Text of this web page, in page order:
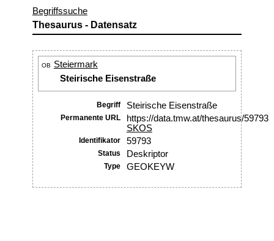
Begriffssuche
Thesaurus - Datensatz
OB
Steiermark
Steirische Eisenstraße
Begriff Steirische Eisenstraße
Permanente URL
https://data.tmw.at/thesaurus/59793
SKOS
Identifikator 59793
Status Deskriptor
Type GEOKEYW